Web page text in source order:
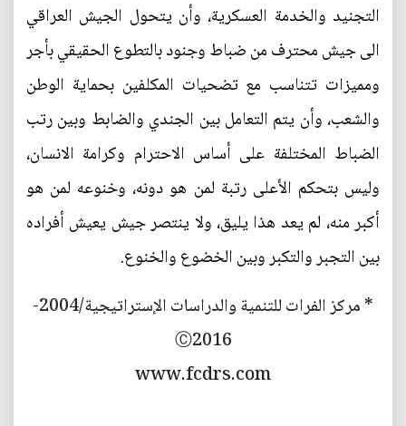
التجنيد والخدمة العسكرية، وأن يتحول الجيش العراقي
الى جيش محترف من ضباط وجنود بالتطوع الحقيقي بأجر
ومميزات تتناسب مع تضحيات المكلفين بحماية الوطن
والشعب، وأن يتم التعامل بين الجندي والضابط وبين رتب
الضباط المختلفة على أساس الاحترام وكرامة الانسان،
وليس بتحكم الأعلى رتبة لمن هو دونه، وخنوعه لمن هو
أكبر منه، لم يعد هذا يليق، ولا ينتصر جيش يعيش أفراده
بين التجبر والتكبر وبين الخضوع والخنوع.
* مركز الفرات للتنمية والدراسات الإستراتيجية/2004-
Ⓒ2016
www.fcdrs.com